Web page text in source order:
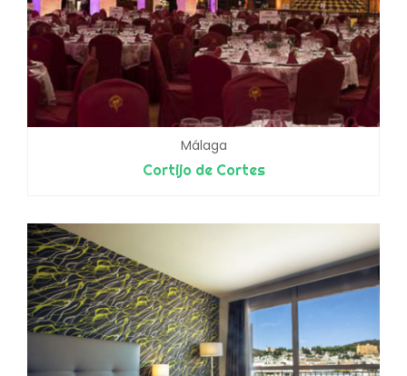
Málaga
Cortijo de Cortes